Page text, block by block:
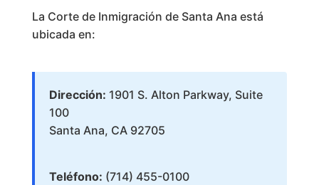
La Corte de Inmigración de Santa Ana está
ubicada en:
Dirección: 1901 S. Alton Parkway, Suite
100
Santa Ana, CA 92705
Teléfono: (714) 455-0100